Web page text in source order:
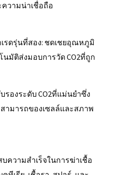
วามน่าเชื่อถือ
เรดรุ่นที่สอง: ชดเชยอุณหภูมิ
มัติส่งมอบการวัด CO2ที่ถูก
รองระดับ CO2ที่แม่นยำซึ่ง
มารถของเซลล์และสภาพ
สบความสำเร็จในการฆ่าเชื้อ